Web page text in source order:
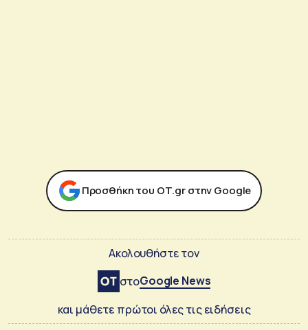
Προσθήκη του ΟΤ.gr στην Google
Ακολουθήστε τον
στοGoogle News
και μάθετε πρώτοι όλες τις ειδήσεις